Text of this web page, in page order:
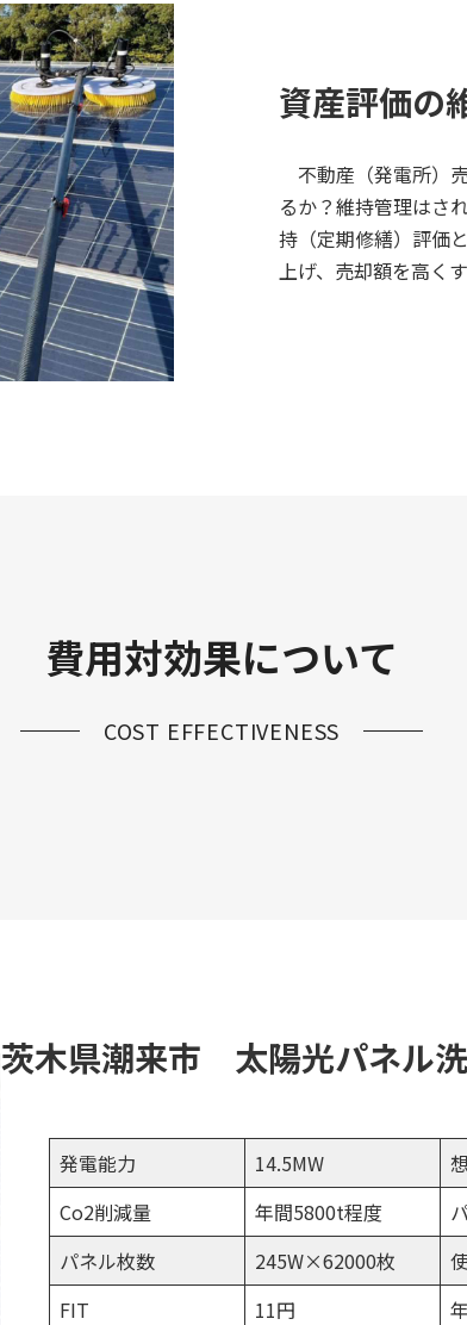
資産評価の
不動産（発電所）
るか？維持管理はさ
持（定期修繕）評価
上げ、売却額を高く
費用対効果について
COST EFFECTIVENESS
茨木県潮来市 太陽光パネル
発電能力 14.5MW
Co2削減量
年間5800t程度
パネル枚数
245W×62000枚
FIT
11円